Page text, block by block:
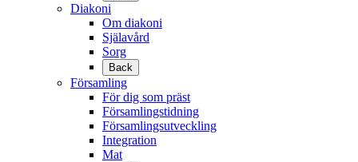
Diakoni
Om diakoni
Själavård
Sorg
Back
Församling
För dig som präst
Församlingstidning
Församlingsutveckling
Integration
Mat